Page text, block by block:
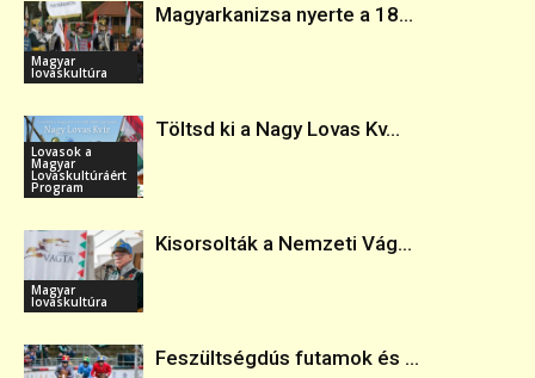
Magyar
lovaskultúra
Magyarkanizsa nyerte a 18...
Lovasok a
Magyar
Lovaskultúráért
Program
Töltsd ki a Nagy Lovas Kv...
Magyar
lovaskultúra
Kisorsolták a Nemzeti Vág...
Feszültségdús futamok és ...